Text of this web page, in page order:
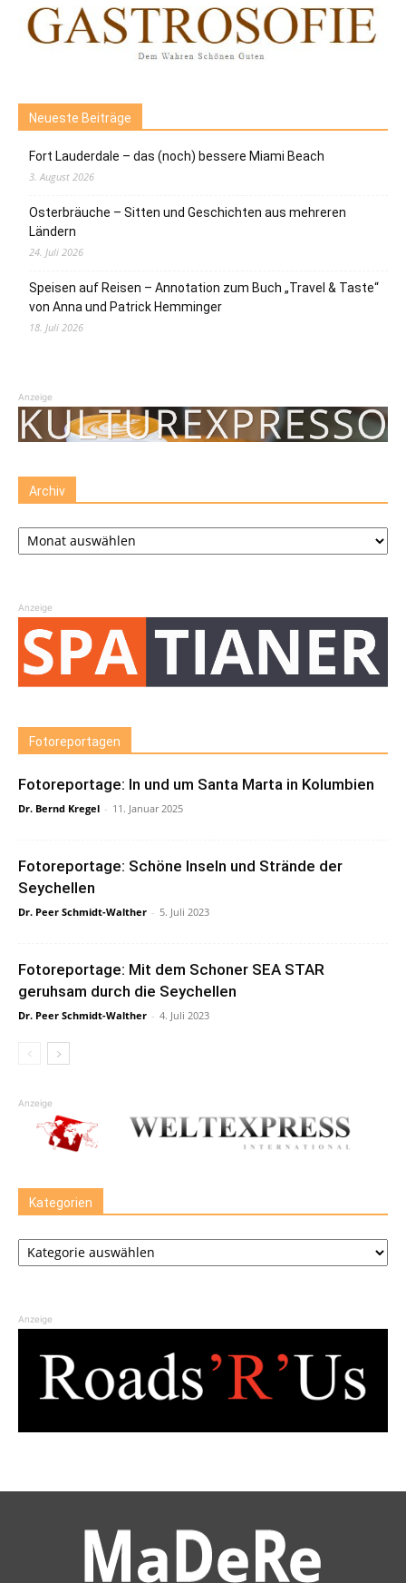
Neueste Beiträge
Fort Lauderdale – das (noch) bessere Miami Beach
3. August 2026
Osterbräuche – Sitten und Geschichten aus mehreren
Ländern
24. Juli 2026
Speisen auf Reisen – Annotation zum Buch „Travel & Taste“
von Anna und Patrick Hemminger
18. Juli 2026
Anzeige
Archiv
Archiv
Anzeige
Fotoreportagen
Fotoreportage: In und um Santa Marta in Kolumbien
Dr. Bernd Kregel - 11. Januar 2025
Fotoreportage: Schöne Inseln und Strände der
Seychellen
Dr. Peer Schmidt-Walther - 5. Juli 2023
Fotoreportage: Mit dem Schoner SEA STAR
geruhsam durch die Seychellen
Dr. Peer Schmidt-Walther - 4. Juli 2023
Anzeige
Kategorien
Kategorien
Anzeige